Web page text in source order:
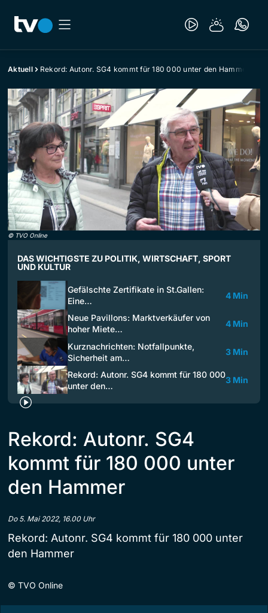
Aktuell Rekord: Autonr. SG4 kommt für 180 000 unter den Hammer
© TVO Online
DAS WICHTIGSTE ZU POLITIK, WIRTSCHAFT, SPORT
UND KULTUR
Gefälschte Zertifikate in St.Gallen:
Eine…
4 Min
Neue Pavillons: Marktverkäufer von
hoher Miete…
4 Min
Kurznachrichten: Notfallpunkte,
Sicherheit am…
3 Min
Rekord: Autonr. SG4 kommt für 180 000
unter den…
3 Min
Rekord: Autonr. SG4
kommt für 180 000 unter
den Hammer
Do 5. Mai 2022, 16.00 Uhr
Rekord: Autonr. SG4 kommt für 180 000 unter
den Hammer
© TVO Online